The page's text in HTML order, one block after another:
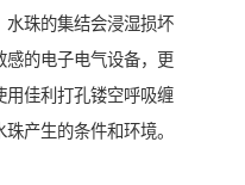
水珠的集结会浸湿损坏
的电子电气设备，更
用佳利打孔镂空呼吸缠
产生的条件和环境。